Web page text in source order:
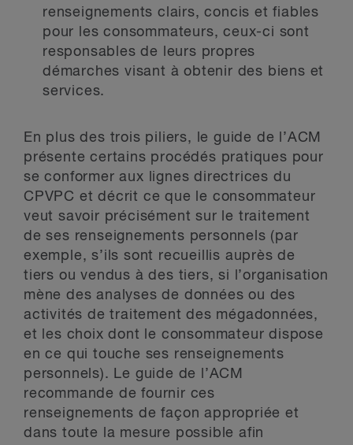
renseignements clairs, concis et fiables
pour les consommateurs, ceux-ci sont
responsables de leurs propres
démarches visant à obtenir des biens et
services.
En plus des trois piliers, le guide de l’ACM
présente certains procédés pratiques pour
se conformer aux lignes directrices du
CPVPC et décrit ce que le consommateur
veut savoir précisément sur le traitement
de ses renseignements personnels (par
exemple, s’ils sont recueillis auprès de
tiers ou vendus à des tiers, si l’organisation
mène des analyses de données ou des
activités de traitement des mégadonnées,
et les choix dont le consommateur dispose
en ce qui touche ses renseignements
personnels). Le guide de l’ACM
recommande de fournir ces
renseignements de façon appropriée et
dans toute la mesure possible afin